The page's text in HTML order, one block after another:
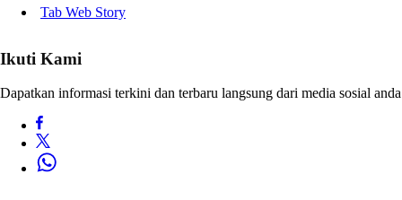
Tab Web Story
Ikuti Kami
Dapatkan informasi terkini dan terbaru langsung dari media sosial anda